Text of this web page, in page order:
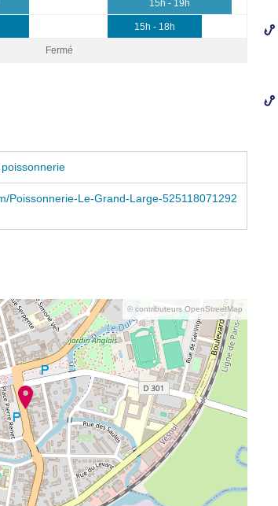
15h - 19h
15h - 18h
Fermé
Poissonnerie-Le-Grand-Large-525118071292
© contributeurs OpenStreetMap